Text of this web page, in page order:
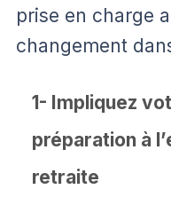
prise en charge
changement
1- Impliquez
préparation à
retraite